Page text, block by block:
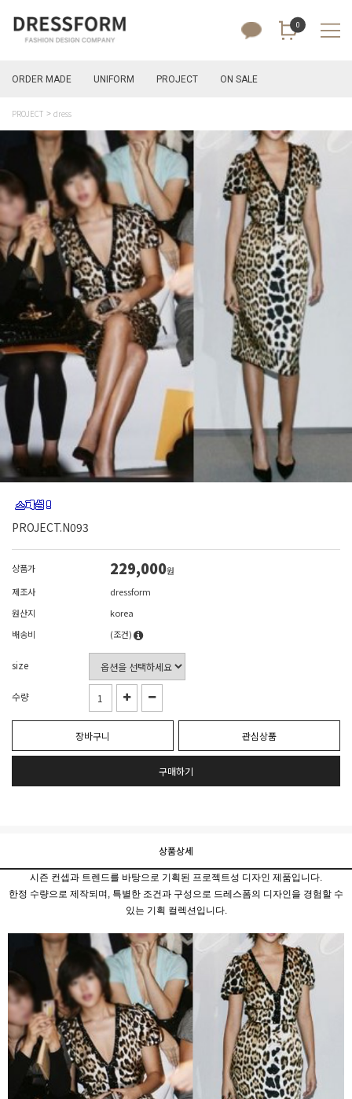
0
ORDER MADE UNIFORM PROJECT ON SALE
PROJECT dress
PROJECT.N093
상품가 229,000원
제조사
dressform
원산지
korea
배송비
(조건)
size
수량
장바구니 관심상품
구매하기
상품상세
시즌 컨셉과 트렌드를 바탕으로 기획된 프로젝트성 디자인 제품입니다.
한정 수량으로 제작되며, 특별한 조건과 구성으로 드레스폼의 디자인을 경험할 수
있는 기획 컬렉션입니다.